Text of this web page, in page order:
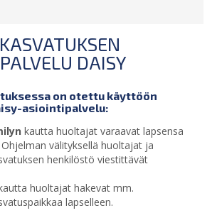
DAISY
on otettu käyttöön
asiointipalvelu:
kautta huoltajat varaavat lapsensa
välityksellä huoltajat ja
henkilöstö viestittävät
huoltajat hakevat mm.
lapselleen.